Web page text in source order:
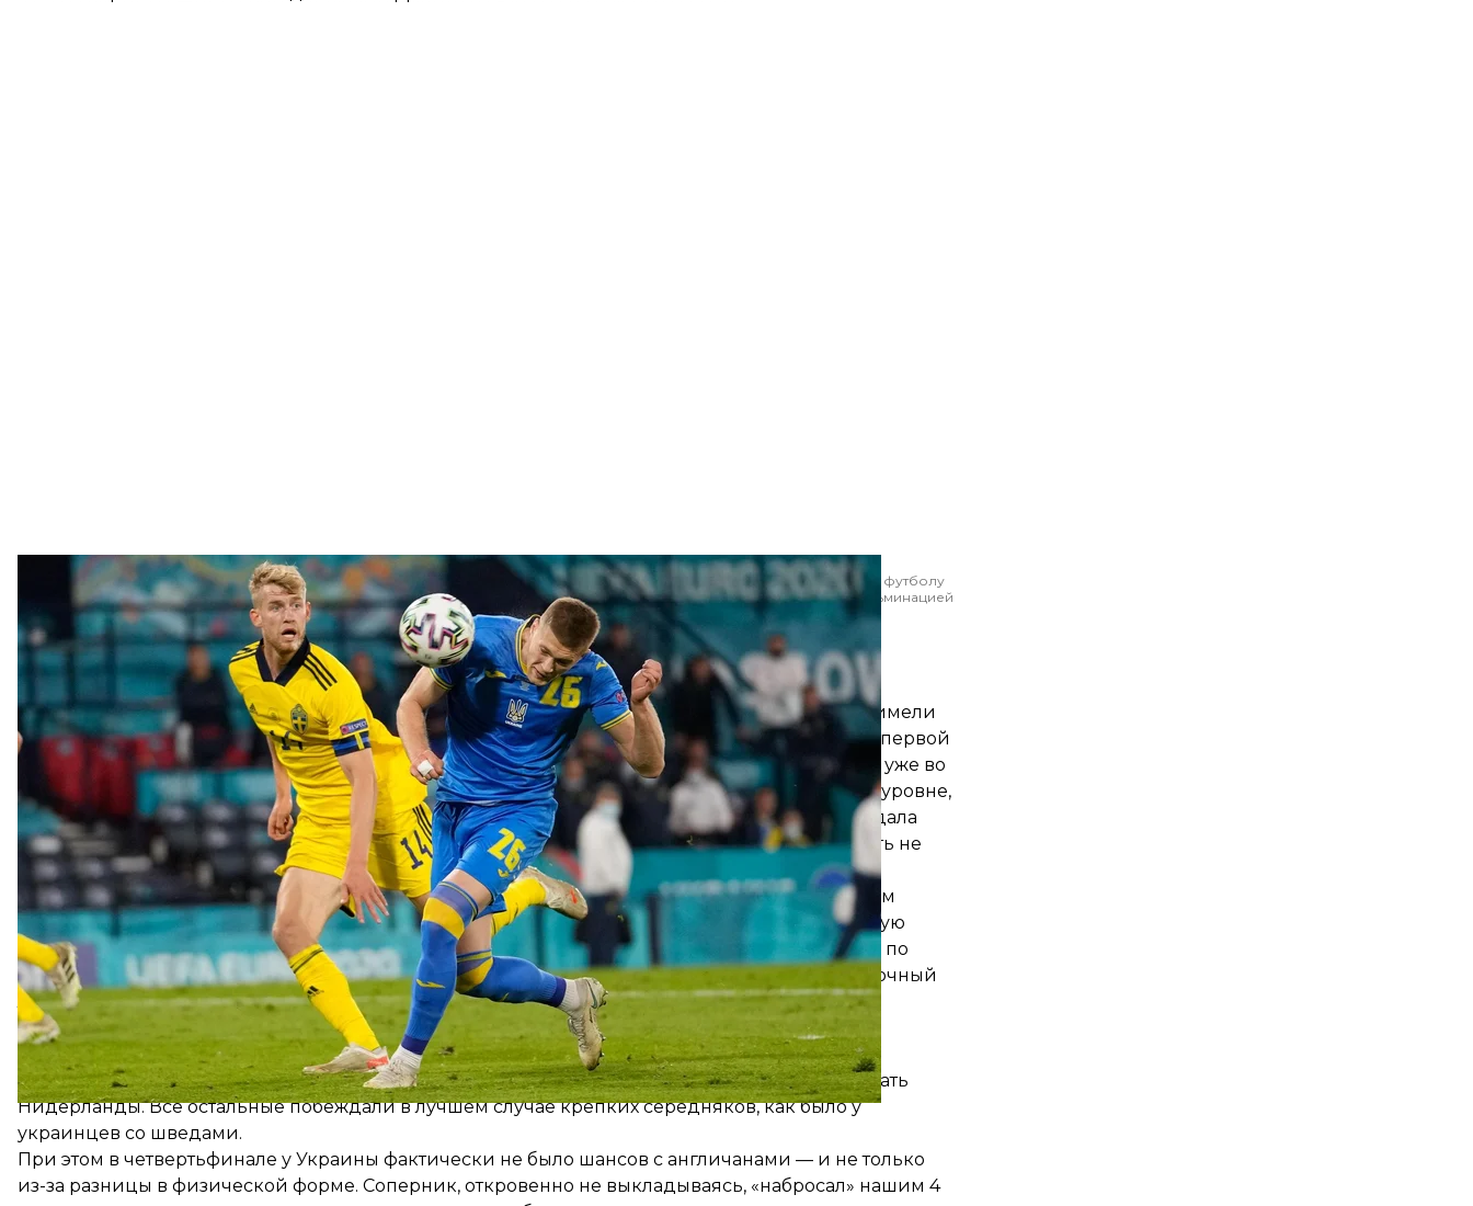
Украинец Артем Довбик (справа) забивает второй гол своей команды во время матча 1/8 финала чемпионата Европы по футболу
между Швецией и Украиной на стадионе «Хэмпден Парк» в Глазго, 29 июня 2021 года. Этот решающий гол в матче стал кульминацией
всего выступления сборной Украины на турнире
AP/Petr David Josek
«Тепличные» условия не помогают
К сожалению, об этом приходится говорить прежде всего на примере сборной Украины.
Национальный чемпионат в этом году завершили раньше, чтобы тренеры нашей команды имели
возможность подвести подопечных к Евро в оптимальном физическом состоянии. Украина первой
начала сборы, играла на фоне значительных нагрузок, провела три спарринга — и все равно уже во
втором матче «умерла» после перерыва, а в третьем с Австрией была фактически на другом уровне,
чем соперник — и не на том, на каком хотела бы. Пауза в девять дней до матча со Швецией дала
возможность восстановиться, однако уже в четвертьфинале с Англией сил у украинцев опять не
осталось.
И дело не только в том, что пришлось играть овертайм со шведами. Три матча с добавленным
временем сыграли и итальянцы, и испанцы. И более скромные швейцарцы устроили веселую
жизнь сначала французам, а потом тем же испанцам. Все эти команды готовились к турниру по
обычной схеме, не сокращали чемпионат и не могли забрать своих футболистов в тренировочный
лагерь заранее. Повод задуматься нашим функционерам.
Пропасть между Востоком и Западом
Россия, Северная Македония, Польша, Словакия, Хорватия, Украина, Чехия — эти команды
получили на всех лишь одну победу над топ-соперниками: чехи в большинстве смогли дожать
Нидерланды. Все остальные побеждали в лучшем случае крепких середняков, как было у
украинцев со шведами.
При этом в четвертьфинале у Украины фактически не было шансов с англичанами — и не только
из-за разницы в физической форме. Соперник, откровенно не выкладываясь, «набросал» нашим 4